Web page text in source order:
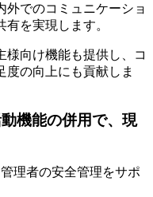
外でのコミュニケーショ
を実現します。
様向け機能も提供し、コ
度の向上にも貢献しま
機能の併用で、現
理者の安全管理をサポ